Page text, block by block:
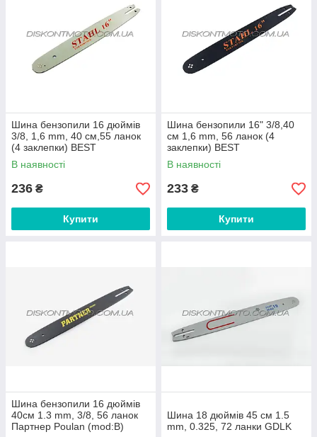
Шина бензопили 16 дюймів
3/8, 1,6 mm, 40 см,55 ланок
(4 заклепки) BEST
В наявності
236 ₴
Купити
Шина бензопили 16" 3/8,40
см 1,6 mm, 56 ланок (4
заклепки) BEST
В наявності
233 ₴
Купити
Шина бензопили 16 дюймів
40см 1.3 mm, 3/8, 56 ланок
Партнер Poulan (mod:B)
Шина 18 дюймів 45 см 1.5
mm, 0.325, 72 ланки GDLK